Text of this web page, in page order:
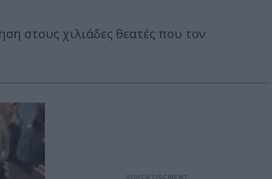
στους χιλιάδες θεατές που τον